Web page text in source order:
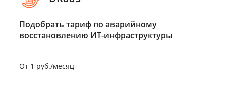
Подобрать тариф по аварийному
восстановлению ИТ-инфраструктуры
От 1 руб./месяц